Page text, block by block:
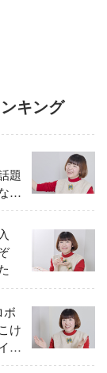
キング
題
が
ボ
け
ン